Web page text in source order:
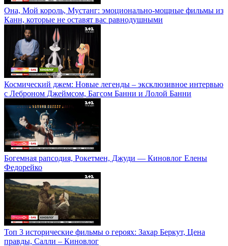
Она, Мой король, Мустанг: эмоционально-мощные фильмы из
Канн, которые не оставят вас равнодушными
Космический джем: Новые легенды – эксклюзивное интервью
с Леброном Джеймсом, Багсом Банни и Лолой Банни
Богемная рапсодия, Рокетмен, Джуди — Киновлог Елены
Федорейко
Топ 3 исторические фильмы о героях: Захар Беркут, Цена
правды, Салли – Киновлог